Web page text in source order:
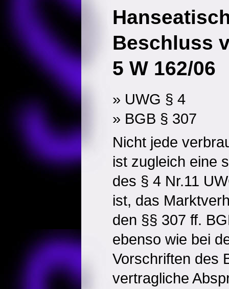
Beschluss
5 W 162/06
» UWG § 4
» BGB § 307
Nicht jede
ist zugleich eine
des § 4 Nr.11
ist, das
den §§ 307 ff.
ebenso wie bei
Vorschriften des
vertragliche